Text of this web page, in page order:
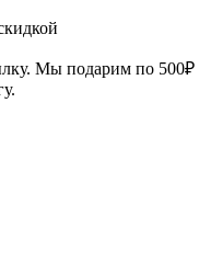
Мы подарим по 500₽